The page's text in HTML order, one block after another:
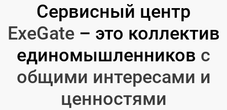
Сервисный центр
ExeGate – это коллектив
единомышленников с
общими интересами и
ценностями